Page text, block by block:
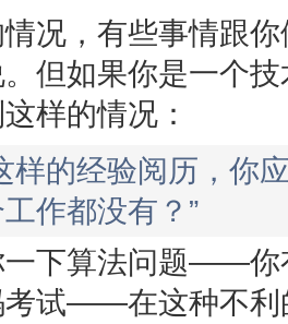
况，有些事情跟
但如果你是一个
样的情况：
样的经验阅历，你
作都没有？”
一下算法问题——你
考试——在这种不利